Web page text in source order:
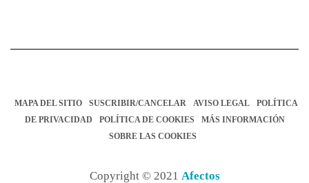
MAPA DEL SITIO SUSCRIBIR/CANCELAR AVISO LEGAL
POLÍTICA
DE PRIVACIDAD
POLÍTICA DE COOKIES
MÁS INFORMACIÓN
SOBRE LAS COOKIES
Copyright © 2021 Afectos